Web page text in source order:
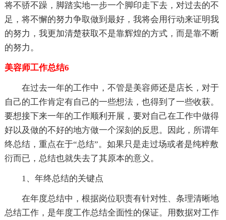
将不骄不躁，脚踏实地一步一个脚印走下去，对过去的不
足，将不懈的努力争取做到最好，我将会用行动来证明我
的努力，我更加清楚获取不是靠辉煌的方式，而是靠不断
的努力。
美容师工作总结6
在过去一年的工作中，不管是美容师还是店长，对于
自己的工作肯定有自己的一些想法，也得到了一些收获。
要想接下来一年的工作顺利开展，要对自己在工作中做得
好以及做的不好的地方做一个深刻的反思。因此，所谓年
终总结，重点在于“总结”。如果只是走过场或者是纯粹敷
衍而已，总结也就失去了其原本的意义。
1、年终总结的关键点
在年度总结中，根据岗位职责有针对性、条理清晰地
总结工作，是年度工作总结全面性的保证。用数据对工作